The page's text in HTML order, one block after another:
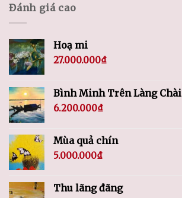
Đánh giá cao
Hoạ mi
27.000.000₫
Bình Minh Trên Làng Chài
6.200.000₫
Mùa quả chín
5.000.000₫
Thu lãng đãng